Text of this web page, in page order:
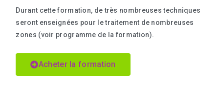
Durant cette formation, de très nombreuses techniques
seront enseignées pour le traitement de nombreuses
zones (voir programme de la formation).
Acheter la formation